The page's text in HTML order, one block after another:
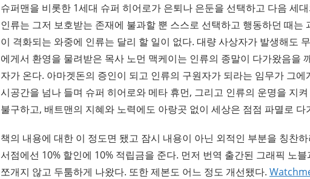
슈퍼맨을 비롯한 1세대 슈퍼 히어로가 은퇴나 은둔을 선택하고 다음 세
인류는 그저 보호받는 존재에 불과할 뿐 스스로 선택하고 행동하던 때는
이 격화되는 와중에 인류는 달리 할 일이 없다. 대량 사상자가 발생해도
에게서 환영을 물려받은 목사 노먼 맥케이는 인류의 종말이 다가왔음을
자가 온다. 아마겟돈의 증인이 되고 인류의 구원자가 되라는 임무가 그
시공간을 넘나 들며 슈퍼 히어로와 메타 휴먼, 그리고 인류의 운명을 지
불구하고, 배트맨의 지혜와 노력에도 아랑곳 없이 세상은 점점 파멸로
책의 내용에 대한 이 정도면 됐고 잠시 내용이 아닌 외적인 부분을 칭찬
서점에선 10% 할인에 10% 적립금을 준다. 먼저 번역 출간된 그래픽 노
쪼개지 않고 두툼하게 나왔다. 또한 제본도 어느 정도 개선됐다.